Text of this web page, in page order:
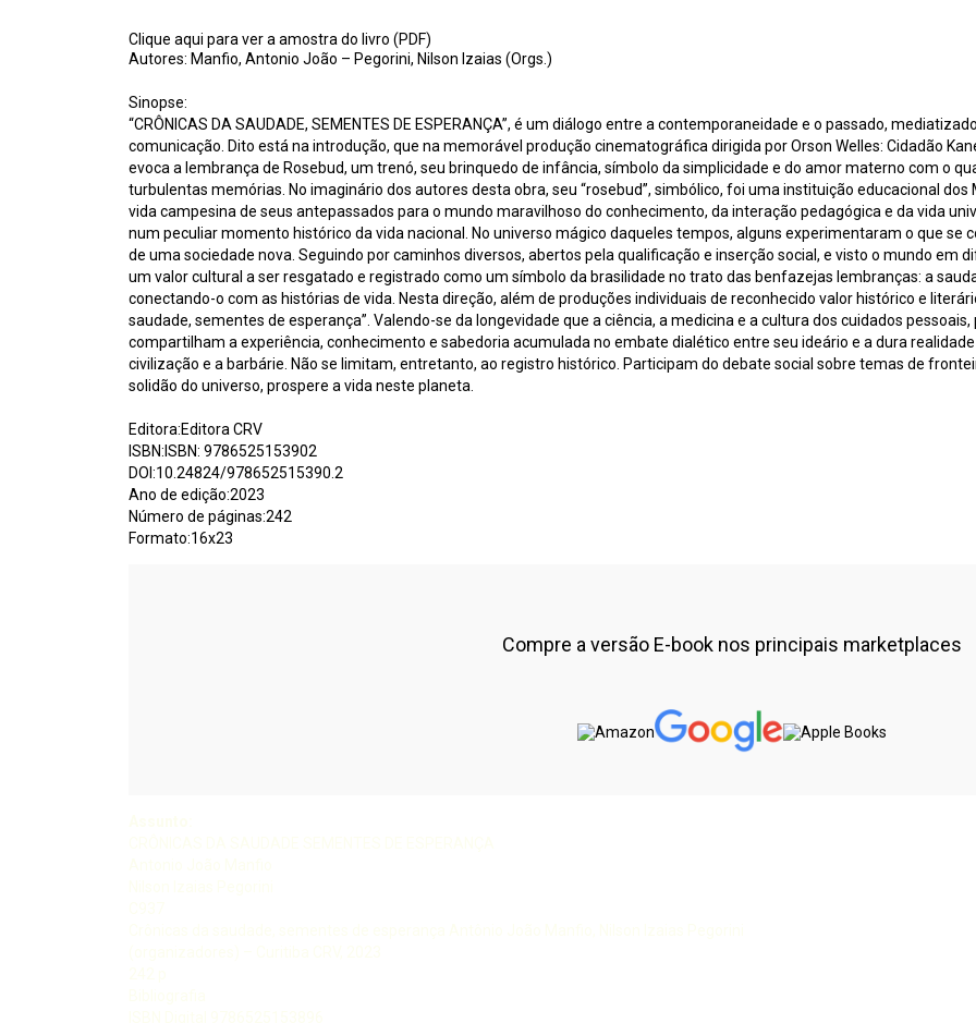
Clique aqui para ver a amostra do livro (PDF)
Autores: Manfio, Antonio João – Pegorini, Nilson Izaias (Orgs.)
Sinopse:
“CRÔNICAS DA SAUDADE, SEMENTES DE ESPERANÇA”, é um diálogo entre a contemporaneidade e o passado,
comunicação. Dito está na introdução, que na memorável produção cinematográfica dirigida por Orson Welles: Cidadão
evoca a lembrança de Rosebud, um trenó, seu brinquedo de infância, símbolo da simplicidade e do amor materno com o
turbulentas memórias. No imaginário dos autores desta obra, seu “rosebud”, simbólico, foi uma instituição educacional
vida campesina de seus antepassados para o mundo maravilhoso do conhecimento, da interação pedagógica e da vida
num peculiar momento histórico da vida nacional. No universo mágico daqueles tempos, alguns experimentaram o que se
de uma sociedade nova. Seguindo por caminhos diversos, abertos pela qualificação e inserção social, e visto o mundo em
um valor cultural a ser resgatado e registrado como um símbolo da brasilidade no trato das benfazejas lembranças: a
conectando-o com as histórias de vida. Nesta direção, além de produções individuais de reconhecido valor histórico e
saudade, sementes de esperança”. Valendo-se da longevidade que a ciência, a medicina e a cultura dos cuidados
compartilham a experiência, conhecimento e sabedoria acumulada no embate dialético entre seu ideário e a dura
civilização e a barbárie. Não se limitam, entretanto, ao registro histórico. Participam do debate social sobre temas de
solidão do universo, prospere a vida neste planeta.
Editora:Editora CRV
ISBN:ISBN: 9786525153902
DOI:10.24824/978652515390.2
Ano de edição:2023
Número de páginas:242
Formato:16x23
Compre a versão E-book nos principais marketplaces